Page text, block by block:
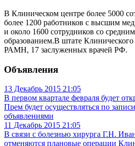
В Клиническом центре более 5000
более 1200 работников с высшим
и около 1600 сотрудников со
образованием.В штате
РАМН, 17 заслуженных врачей РФ.
Объявления
13 Декабрь 2015 21:05
В первом квартале февраля будет
Прем будет осуществляться по
объявлениями
11 Декабрь 2015 21:05
В связи с болезнью хирурга Г.Н.
отменяются плановые операции